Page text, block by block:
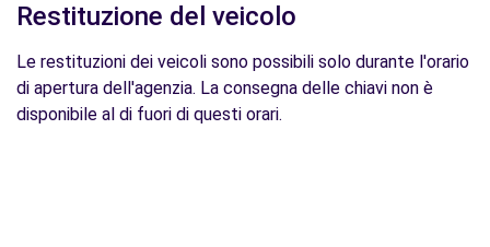
Restituzione del veicolo
Le restituzioni dei veicoli sono possibili solo durante l'orario
di apertura dell'agenzia. La consegna delle chiavi non è
disponibile al di fuori di questi orari.